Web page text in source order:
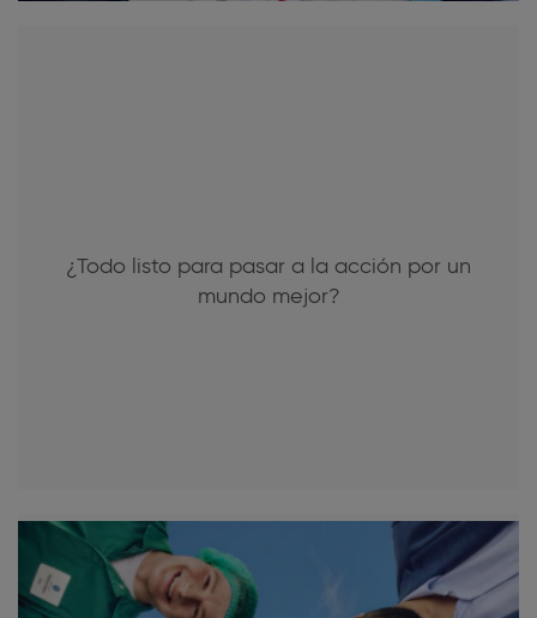
¿Todo listo para pasar a la acción por un
mundo mejor?